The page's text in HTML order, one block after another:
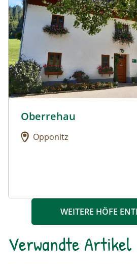
Urlaub am Bauernhof:
Oberrehau
Opponitz
WEITERE HÖFE
Verwandte Artikel